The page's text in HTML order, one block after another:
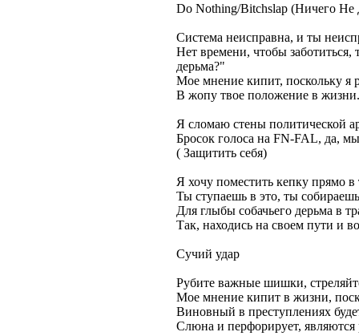
Do Nothing/Bitchslap (Ничего Не
Система неисправна, и ты
Нет времени, чтобы заботиться,
дерьма?"
Мое мнение кипит, поскольку я
В жопу твое положение в
Я сломаю стены политической
Бросок голоса на FN-FAL, да,
( Защитить себя)
Я хочу поместить кепку прямо
Ты ступаешь в это, ты
Для глыбы собачьего дерьма в
Так, находись на своем пути и
Сучий удар
Рубите важные шишки,
Мое мнение кипит в жизни,
Виновный в преступлениях
Слюна и перфорирует, являются